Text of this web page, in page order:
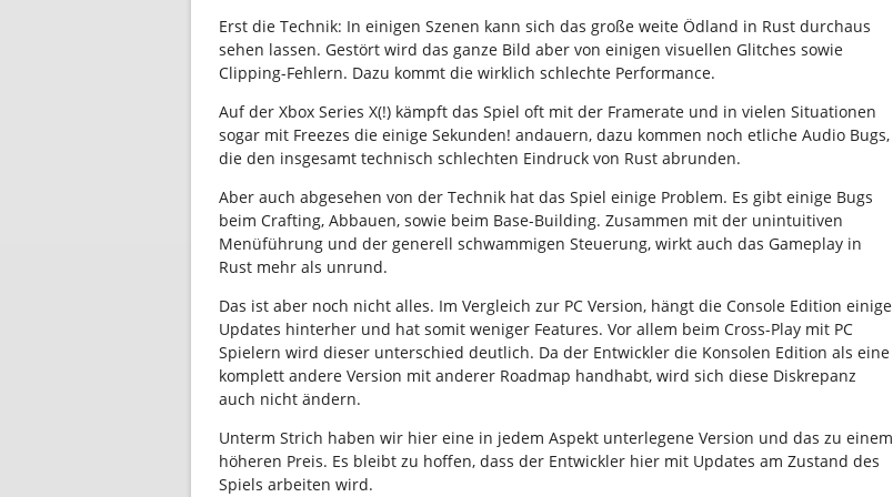
Erst die Technik: In einigen Szenen kann sich das große weite Ödland in Rust durchaus
sehen lassen. Gestört wird das ganze Bild aber von einigen visuellen Glitches sowie
Clipping-Fehlern. Dazu kommt die wirklich schlechte Performance.
Auf der Xbox Series X(!) kämpft das Spiel oft mit der Framerate und in vielen Situationen
sogar mit Freezes die einige Sekunden! andauern, dazu kommen noch etliche Audio Bugs,
die den insgesamt technisch schlechten Eindruck von Rust abrunden.
Aber auch abgesehen von der Technik hat das Spiel einige Problem. Es gibt einige Bugs
beim Crafting, Abbauen, sowie beim Base-Building. Zusammen mit der unintuitiven
Menüführung und der generell schwammigen Steuerung, wirkt auch das Gameplay in
Rust mehr als unrund.
Das ist aber noch nicht alles. Im Vergleich zur PC Version, hängt die Console Edition einige
Updates hinterher und hat somit weniger Features. Vor allem beim Cross-Play mit PC
Spielern wird dieser unterschied deutlich. Da der Entwickler die Konsolen Edition als eine
komplett andere Version mit anderer Roadmap handhabt, wird sich diese Diskrepanz
auch nicht ändern.
Unterm Strich haben wir hier eine in jedem Aspekt unterlegene Version und das zu einem
höheren Preis. Es bleibt zu hoffen, dass der Entwickler hier mit Updates am Zustand des
Spiels arbeiten wird.